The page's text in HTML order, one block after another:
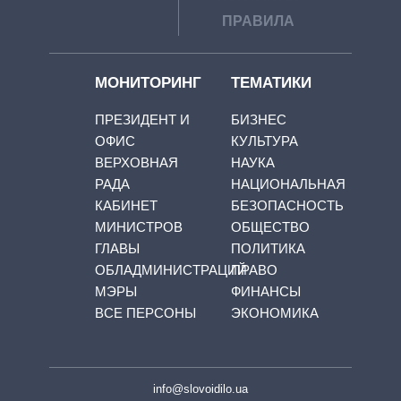
ПРАВИЛА
МОНИТОРИНГ
ПРЕЗИДЕНТ И
ОФИС
ВЕРХОВНАЯ
РАДА
КАБИНЕТ
МИНИСТРОВ
ГЛАВЫ
ОБЛАДМИНИСТРАЦИЙ
МЭРЫ
ВСЕ ПЕРСОНЫ
ТЕМАТИКИ
БИЗНЕС
КУЛЬТУРА
НАУКА
НАЦИОНАЛЬНАЯ
БЕЗОПАСНОСТЬ
ОБЩЕСТВО
ПОЛИТИКА
ПРАВО
ФИНАНСЫ
ЭКОНОМИКА
info@slovoidilo.ua